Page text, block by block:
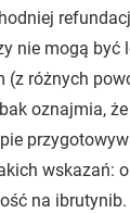
nie mogą być
(z różnych
oznajmia,
wskazań:
na ibrutynib.